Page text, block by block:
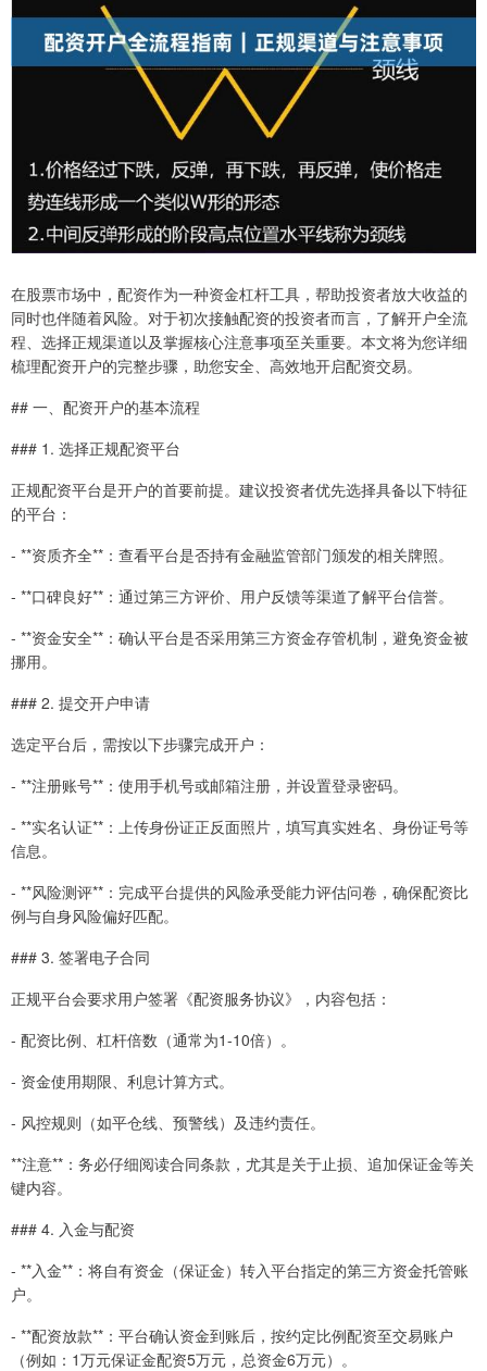
在股票市场中，配资作为一种资金杠杆工具，帮助投资者放大收益的
同时也伴随着风险。对于初次接触配资的投资者而言，了解开户全流
程、选择正规渠道以及掌握核心注意事项至关重要。本文将为您详细
梳理配资开户的完整步骤，助您安全、高效地开启配资交易。
## 一、配资开户的基本流程
### 1. 选择正规配资平台
正规配资平台是开户的首要前提。建议投资者优先选择具备以下特征
的平台：
- **资质齐全**：查看平台是否持有金融监管部门颁发的相关牌照。
- **口碑良好**：通过第三方评价、用户反馈等渠道了解平台信誉。
- **资金安全**：确认平台是否采用第三方资金存管机制，避免资金被
挪用。
### 2. 提交开户申请
选定平台后，需按以下步骤完成开户：
- **注册账号**：使用手机号或邮箱注册，并设置登录密码。
- **实名认证**：上传身份证正反面照片，填写真实姓名、身份证号等
信息。
- **风险测评**：完成平台提供的风险承受能力评估问卷，确保配资比
例与自身风险偏好匹配。
### 3. 签署电子合同
正规平台会要求用户签署《配资服务协议》，内容包括：
- 配资比例、杠杆倍数（通常为1-10倍）。
- 资金使用期限、利息计算方式。
- 风控规则（如平仓线、预警线）及违约责任。
**注意**：务必仔细阅读合同条款，尤其是关于止损、追加保证金等关
键内容。
### 4. 入金与配资
- **入金**：将自有资金（保证金）转入平台指定的第三方资金托管账
户。
- **配资放款**：平台确认资金到账后，按约定比例配资至交易账户
（例如：1万元保证金配资5万元，总资金6万元）。